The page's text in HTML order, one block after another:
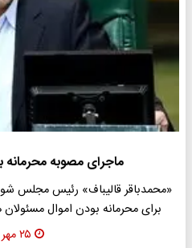
ماجرای مصوبه محرمانه
«محمدباقر قالیباف» رئیس مجلس
برای محرمانه بودن اموال
۲۵ مهر ۱۴۰۰